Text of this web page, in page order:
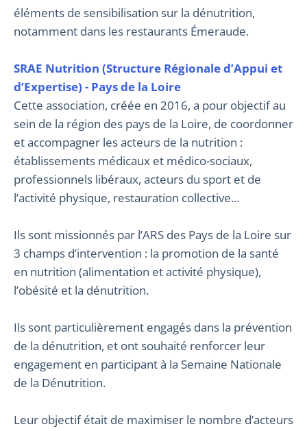
éléments de sensibilisation sur la dénutrition,
notamment dans les restaurants Émeraude.
SRAE Nutrition (Structure Régionale d’Appui et
d’Expertise) - Pays de la Loire
Cette association, créée en 2016, a pour objectif au
sein de la région des pays de la Loire, de coordonner
et accompagner les acteurs de la nutrition :
établissements médicaux et médico-sociaux,
professionnels libéraux, acteurs du sport et de
l’activité physique, restauration collective...
Ils sont missionnés par l’ARS des Pays de la Loire sur
3 champs d’intervention : la promotion de la santé
en nutrition (alimentation et activité physique),
l’obésité et la dénutrition.
Ils sont particulièrement engagés dans la prévention
de la dénutrition, et ont souhaité renforcer leur
engagement en participant à la Semaine Nationale
de la Dénutrition.
Leur objectif était de maximiser le nombre d’acteurs